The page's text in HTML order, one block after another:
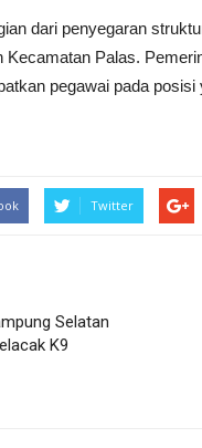
dari penyegaran
Palas.
pegawai pada
Twitter
Selatan
K9